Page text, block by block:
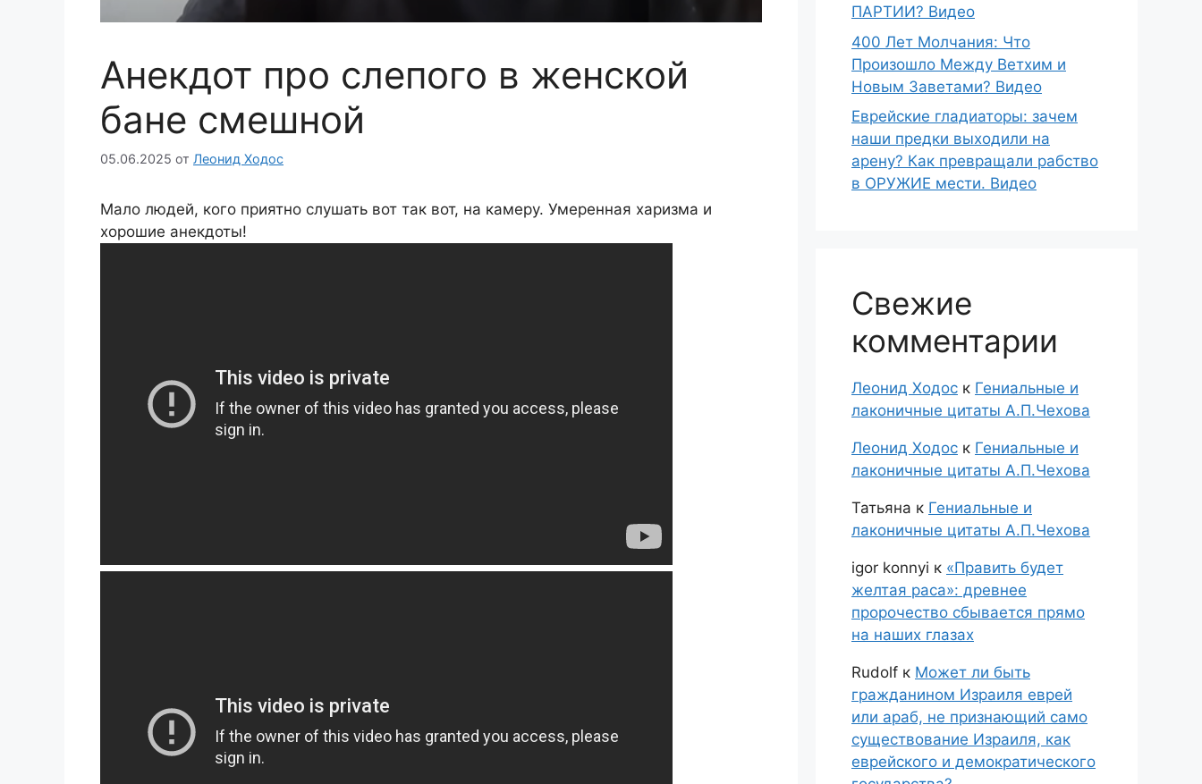
Анекдот про слепого в женской
бане смешной
05.06.2025 от Леонид Ходос
Мало людей, кого приятно слушать вот так вот, на камеру. Умеренная харизма и
хорошие анекдоты!
ПАРТИИ? Видео
400 Лет Молчания: Что
Произошло Между Ветхим и
Новым Заветами? Видео
Еврейские гладиаторы: зачем
наши предки выходили на
арену? Как превращали рабство
в ОРУЖИЕ мести. Видео
Свежие
комментарии
Леонид Ходос к Гениальные и
лаконичные цитаты А.П.Чехова
Леонид Ходос к Гениальные и
лаконичные цитаты А.П.Чехова
Татьяна к Гениальные и
лаконичные цитаты А.П.Чехова
igor konnyi к «Править будет
желтая раса»: древнее
пророчество сбывается прямо
на наших глазах
Rudolf к Может ли быть
гражданином Израиля еврей
или араб, не признающий само
существование Израиля, как
еврейского и демократического